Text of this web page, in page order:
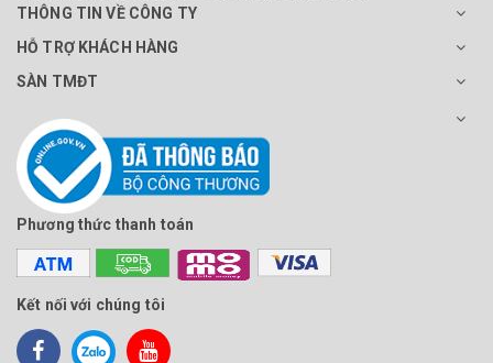
THÔNG TIN VỀ CÔNG TY
HỖ TRỢ KHÁCH HÀNG
SÀN TMĐT
Phương thức thanh toán
Kết nối với chúng tôi